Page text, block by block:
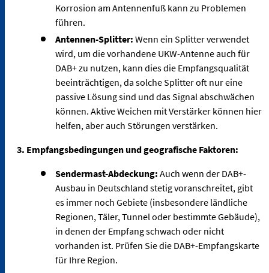
Korrosion am Antennenfuß kann zu Problemen
führen.
Antennen-Splitter: Wenn ein Splitter verwendet
wird, um die vorhandene UKW-Antenne auch für
DAB+ zu nutzen, kann dies die Empfangsqualität
beeinträchtigen, da solche Splitter oft nur eine
passive Lösung sind und das Signal abschwächen
können. Aktive Weichen mit Verstärker können hier
helfen, aber auch Störungen verstärken.
3. Empfangsbedingungen und geografische Faktoren:
Sendermast-Abdeckung: Auch wenn der DAB+-
Ausbau in Deutschland stetig voranschreitet, gibt
es immer noch Gebiete (insbesondere ländliche
Regionen, Täler, Tunnel oder bestimmte Gebäude),
in denen der Empfang schwach oder nicht
vorhanden ist. Prüfen Sie die DAB+-Empfangskarte
für Ihre Region.